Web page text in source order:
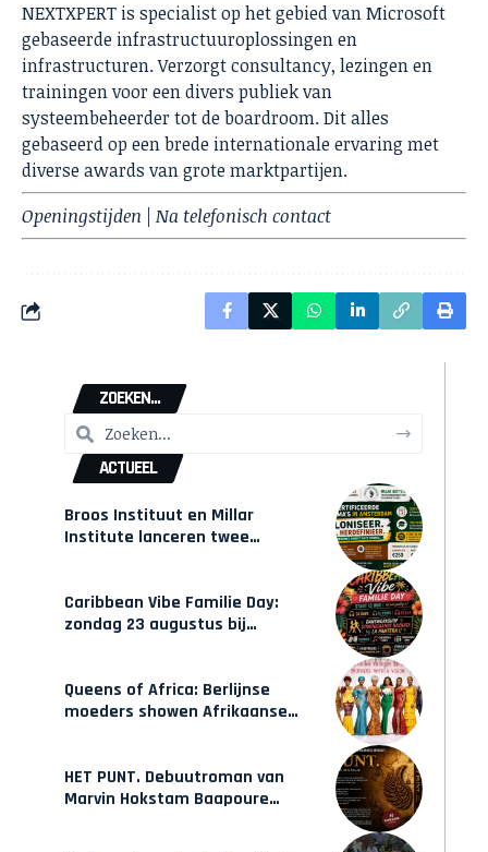
NEXTXPERT is specialist op het gebied van Microsoft
gebaseerde infrastructuuroplossingen en
infrastructuren. Verzorgt consultancy, lezingen en
trainingen voor een divers publiek van
systeembeheerder tot de boardroom. Dit alles
gebaseerd op een brede internationale ervaring met
diverse awards van grote marktpartijen.
Openingstijden | Na telefonisch contact
ZOEKEN...
ACTUEEL
Broos Instituut en Millar
Institute lanceren twee
Caribbean Vibe Familie Day:
zondag 23 augustus bij
Queens of Africa: Berlijnse
moeders showen Afrikaanse
HET PUNT. Debuutroman van
Marvin Hokstam Baapoure